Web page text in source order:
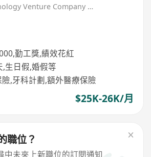
Hong Kong Technology Venture Company Limited(HKTV)
勤工獎,績效花紅
生日假,婚假等
,牙科計劃,額外醫療保險
$25K-26K/月
職位？
中未來上新職位的訂閱通知